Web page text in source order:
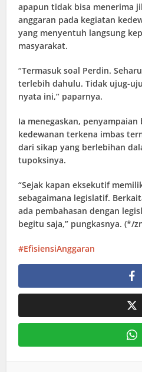
apapun tidak bisa menerima
anggaran pada kegiatan
yang menyentuh langsung
masyarakat.
“Termasuk soal Perdin.
terlebih dahulu. Tidak ujug-
nyata ini,” paparnya.
Ia menegaskan,
kedewanan terkena imbas
dari sikap yang berlebihan
tupoksinya.
“Sejak kapan eksekutif
sebagaimana legislatif.
ada pembahasan dengan
begitu saja,” pungkasnya. (*/
EfisiensiAnggaran